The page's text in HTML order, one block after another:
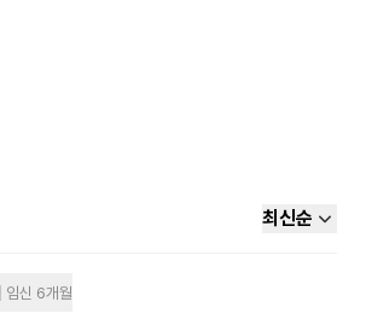
최신순
임신 6개월